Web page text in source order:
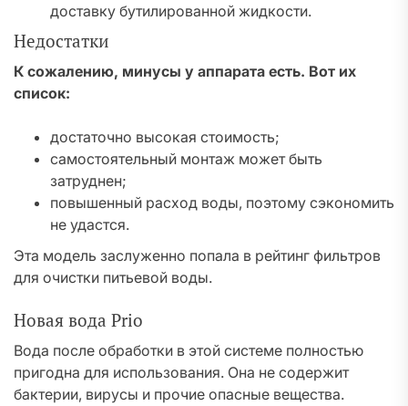
доставку бутилированной жидкости.
Недостатки
К сожалению, минусы у аппарата есть. Вот их
список:
достаточно высокая стоимость;
самостоятельный монтаж может быть
затруднен;
повышенный расход воды, поэтому сэкономить
не удастся.
Эта модель заслуженно попала в рейтинг фильтров
для очистки питьевой воды.
Новая вода Prio
Вода после обработки в этой системе полностью
пригодна для использования. Она не содержит
бактерии, вирусы и прочие опасные вещества.